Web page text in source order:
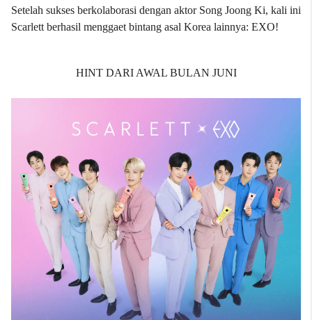
Setelah sukses berkolaborasi dengan aktor Song Joong Ki, kali ini
Scarlett berhasil menggaet bintang asal Korea lainnya: EXO!
HINT DARI AWAL BULAN JUNI